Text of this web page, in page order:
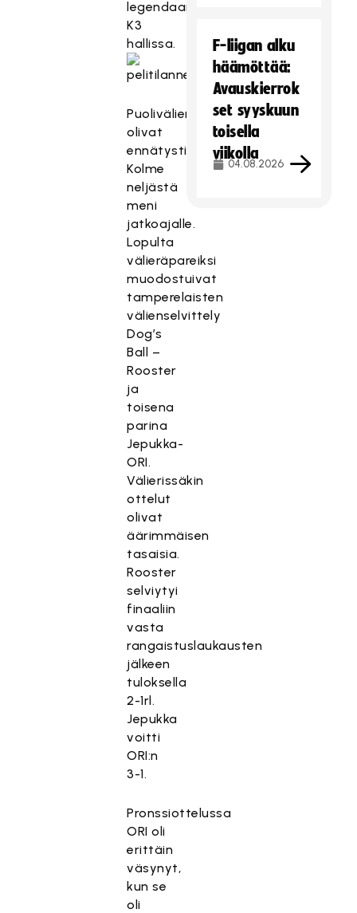
legendaarisessa
K3
hallissa.
Puolivälierät
olivat
ennätystiukat.
Kolme
neljästä
meni
jatkoajalle.
Lopulta
välieräpareiksi
muodostuivat
tamperelaisten
välienselvittely
Dog’s
Ball –
Rooster
ja
toisena
parina
Jepukka-
ORI.
Välierissäkin
ottelut
olivat
äärimmäisen
tasaisia.
Rooster
selviytyi
finaaliin
vasta
rangaistuslaukausten
jälkeen
tuloksella
2-1rl.
Jepukka
voitti
ORI:n
3-1.
Pronssiottelussa
ORI oli
erittäin
väsynyt,
kun se
oli
F-liigan alku
häämöttää:
Avauskierrok
set syyskuun
toisella
viikolla
04.08.2026